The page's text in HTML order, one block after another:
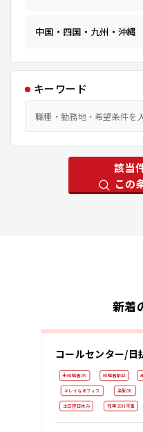
中国・四国・九州・沖縄
キーワード
該当
この
新着
コールセンター/日
未経験者OK 経験者歓迎
キレイなオフィス 染髪OK
土日祝日休み 残業 20H未満